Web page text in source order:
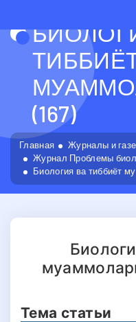
(167)
Главная
Журналы и
Журнал Проблемы
Биология ва тиббиёт
Тема статьи